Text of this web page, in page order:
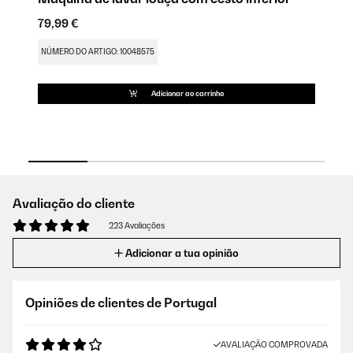
79,99 €
NÚMERO DO ARTIGO: 10048575
Adicionar ao carrinho
Avaliação do cliente
223 Avaliações
Adicionar a tua opinião
Opiniões de clientes de Portugal
AVALIAÇÃO COMPROVADA